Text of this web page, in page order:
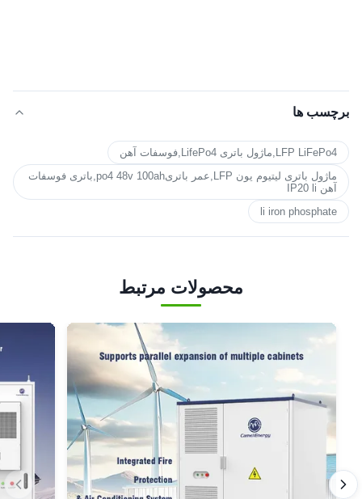
برچسب ها
LFP LiFePo4,ماژول باتری LifePo4,فوسفات آهن
ماژول باتری لیتیوم یون LFP,عمر باتریpo4 48v 100ah,باتری فوسفات
آهن IP20 li
li iron phosphate
محصولات مرتبط